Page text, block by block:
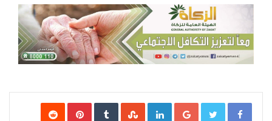
Google+
LinkedIn
‏StumbleUpon